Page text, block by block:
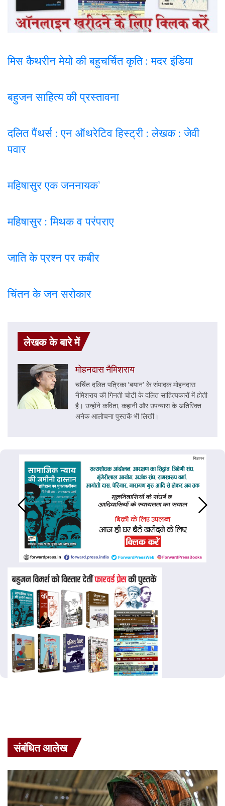
मिस कैथरीन मेयो की बहुचर्चित कृति : मदर इंडिया
बहुजन साहित्य की प्रस्तावना
दलित पैंथर्स : एन ऑथरेटिव हिस्ट्री : लेखक : जेवी
पवार
महिषासुर एक जननायक’
महिषासुर : मिथक व परंपराए
जाति के प्रश्न पर कबीर
चिंतन के जन सरोकार
लेखक के बारे में
मोहनदास नैमिशराय
चर्चित दलित पत्रिका 'बयान’ के संपादक मोहनदास
नैमिशराय की गिनती चोटी के दलित साहित्यकारों में होती
है। उन्होंने कविता, कहानी और उपन्यास के अतिरिक्त
अनेक आलोचना पुस्तकें भी लिखी।
संबंधित आलेख